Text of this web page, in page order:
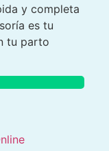
y completa
es tu
tu parto